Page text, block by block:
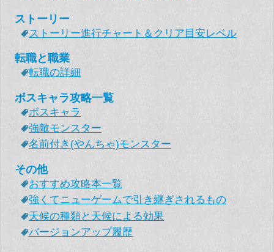
ストーリー
ストーリー進行チャート＆クリア目安レベル
転職と職業
転職の詳細
ボスキャラ攻略一覧
ボスキャラ
強敵モンスター
名前付き(やんちゃ)モンスター
その他
おすすめ攻略本一覧
強くてニューゲームで引き継ぎされるもの
天候の種類と天候による効果
バージョンアップ履歴